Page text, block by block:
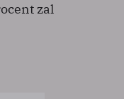
zal